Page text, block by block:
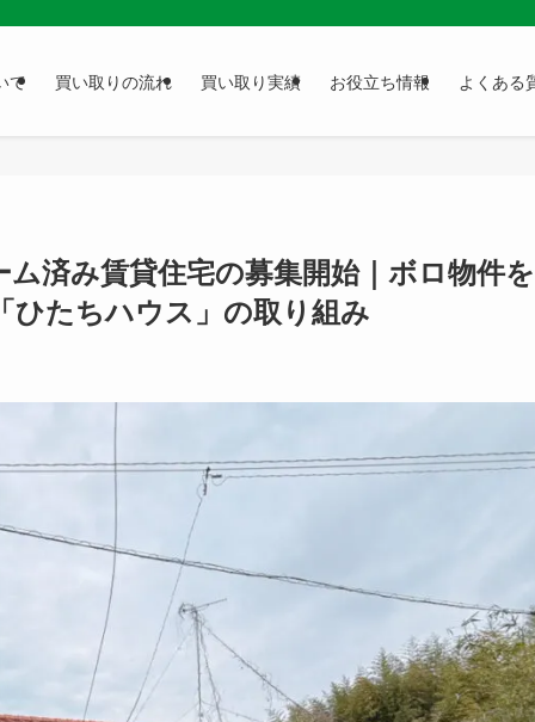
て 買い取りの流れ 買い取り実績 お役立ち情報 よくある
済み賃貸住宅の募集開始｜ボロ物件
ひたちハウス」の取り組み